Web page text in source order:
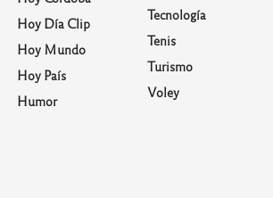
Hoy Día Clip
Hoy Mundo
Hoy País
Humor
Tecnología
Tenis
Turismo
Voley